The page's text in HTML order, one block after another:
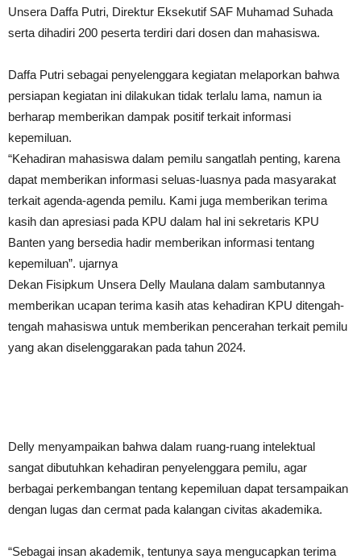
Unsera Daffa Putri, Direktur Eksekutif SAF Muhamad Suhada
serta dihadiri 200 peserta terdiri dari dosen dan mahasiswa.
Daffa Putri sebagai penyelenggara kegiatan melaporkan bahwa
persiapan kegiatan ini dilakukan tidak terlalu lama, namun ia
berharap memberikan dampak positif terkait informasi
kepemiluan.
“Kehadiran mahasiswa dalam pemilu sangatlah penting, karena
dapat memberikan informasi seluas-luasnya pada masyarakat
terkait agenda-agenda pemilu. Kami juga memberikan terima
kasih dan apresiasi pada KPU dalam hal ini sekretaris KPU
Banten yang bersedia hadir memberikan informasi tentang
kepemiluan”. ujarnya
Dekan Fisipkum Unsera Delly Maulana dalam sambutannya
memberikan ucapan terima kasih atas kehadiran KPU ditengah-
tengah mahasiswa untuk memberikan pencerahan terkait pemilu
yang akan diselenggarakan pada tahun 2024.
Delly menyampaikan bahwa dalam ruang-ruang intelektual
sangat dibutuhkan kehadiran penyelenggara pemilu, agar
berbagai perkembangan tentang kepemiluan dapat tersampaikan
dengan lugas dan cermat pada kalangan civitas akademika.
“Sebagai insan akademik, tentunya saya mengucapkan terima